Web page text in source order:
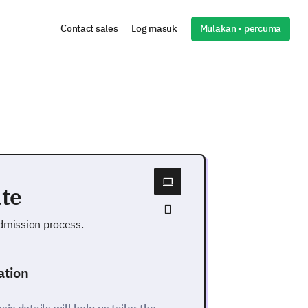
Contact sales Log masuk Mulakan - percuma
process.